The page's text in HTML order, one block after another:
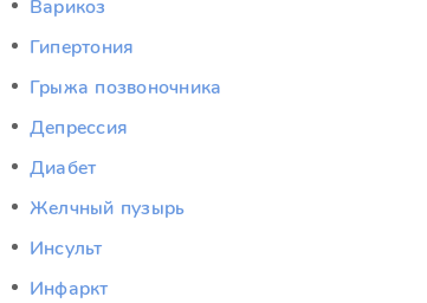
Варикоз
Гипертония
Грыжа позвоночника
Депрессия
Диабет
Желчный пузырь
Инсульт
Инфаркт